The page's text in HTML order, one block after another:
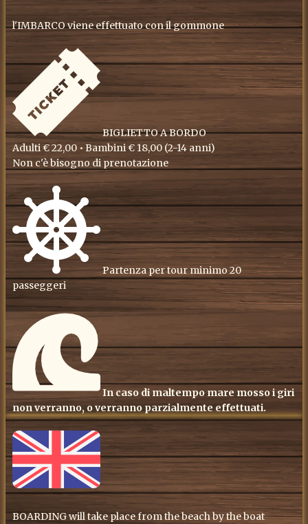
l'IMBARCO viene effettuato con il gommone
BIGLIETTO A BORDO
Adulti € 22,00 • Bambini € 18,00 (2-14 anni)
Non c'è bisogno di prenotazione
Partenza per tour minimo 20
passeggeri
In caso di maltempo mare mosso i giri
non verranno, o verranno parzialmente effettuati.
BOARDING will take place from the beach by the boat